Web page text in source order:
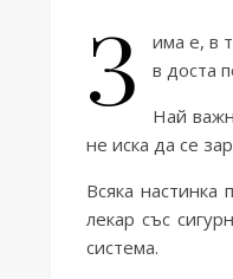
З
има е, в
в доста
Най
не иска да се
Всяка
лекар със
система.